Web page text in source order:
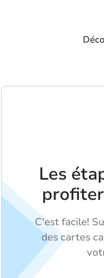
Les
C'est facile!
des cartes